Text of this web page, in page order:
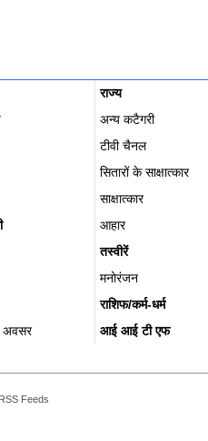
राज्य
अन्य कटैगरी
टीवी चैनल
सितारों के साक्षात्कार
साक्षात्कार
आहार
तस्वीरें
मनोरंजन
राशिफ/कर्म-धर्म
अवसर
आई आई टी एफ
RSS Feeds